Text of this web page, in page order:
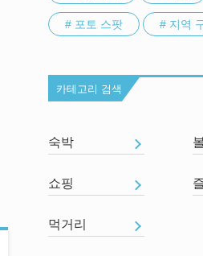
# 포토 스팟 # 지역
카테고리 검색
숙박
쇼핑
먹거리